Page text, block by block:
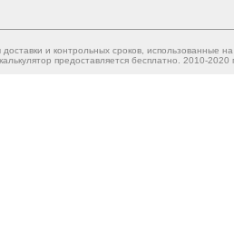
и контрольных сроков, использованные
предоставляется бесплатно. 2010-2020